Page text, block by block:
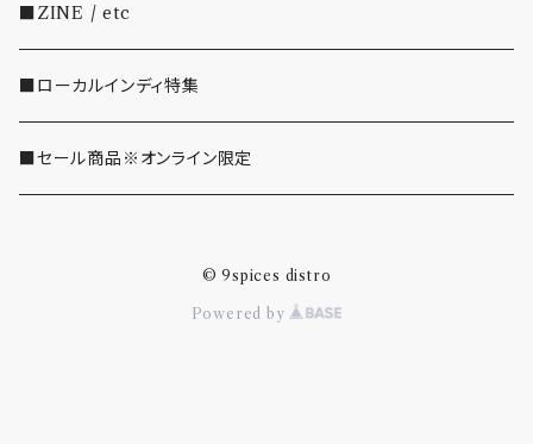
・SHOEGAZE/DREAMPOP/POST ROCK
・OTHER(LOUD/JUNK/RAP/ etc...)
■ZINE / etc
■ローカルインディ特集
■セール商品※オンライン限定
© 9spices distro
Powered by